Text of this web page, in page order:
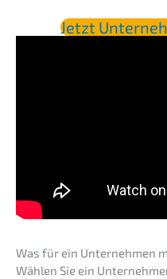
Jetzt
Was für ein Unter­neh­men
Wählen Sie ein